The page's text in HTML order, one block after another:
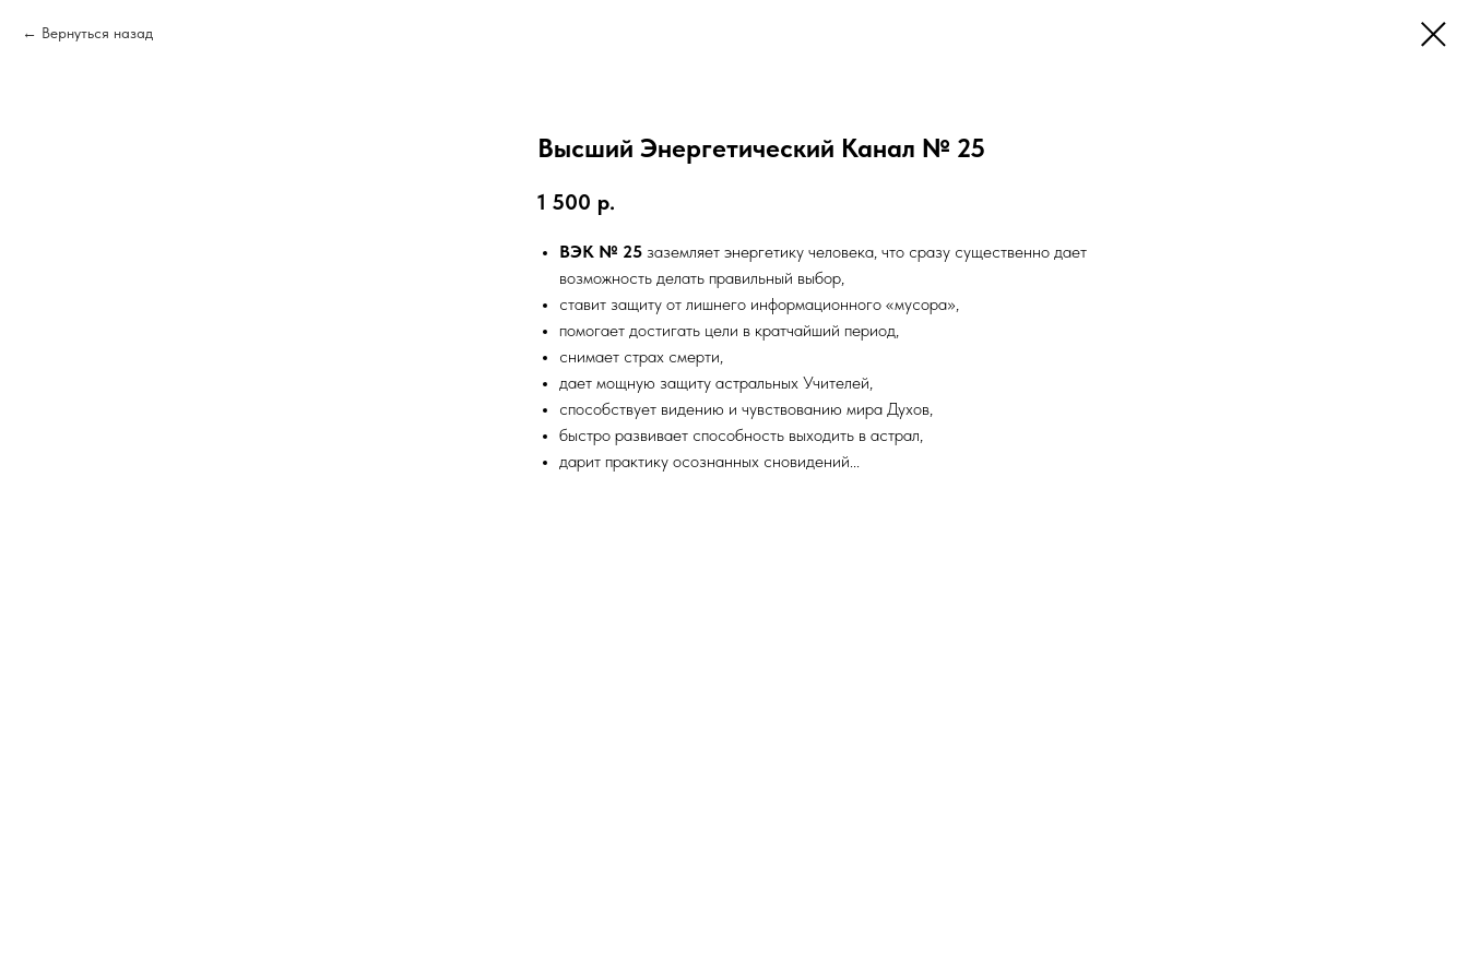
Вернуться назад
Высший Энергетический Канал № 25
1 500 р.
ВЭК № 25 заземляет энергетику человека, что сразу существенно дает
возможность делать правильный выбор,
ставит защиту от лишнего информационного «мусора»,
помогает достигать цели в кратчайший период,
снимает страх смерти,
дает мощную защиту астральных Учителей,
способствует видению и чувствованию мира Духов,
быстро развивает способность выходить в астрал,
дарит практику осознанных сновидений...